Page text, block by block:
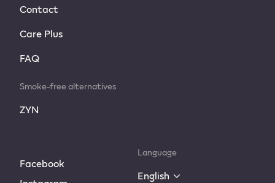
Contact
Care Plus
FAQ
Smoke-free alternatives
ZYN
Facebook
Language
English